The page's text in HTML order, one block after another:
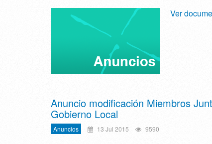
Ver
Anuncio modificación Miembros
Gobierno Local
Anuncios 13 Jul 2015 9590